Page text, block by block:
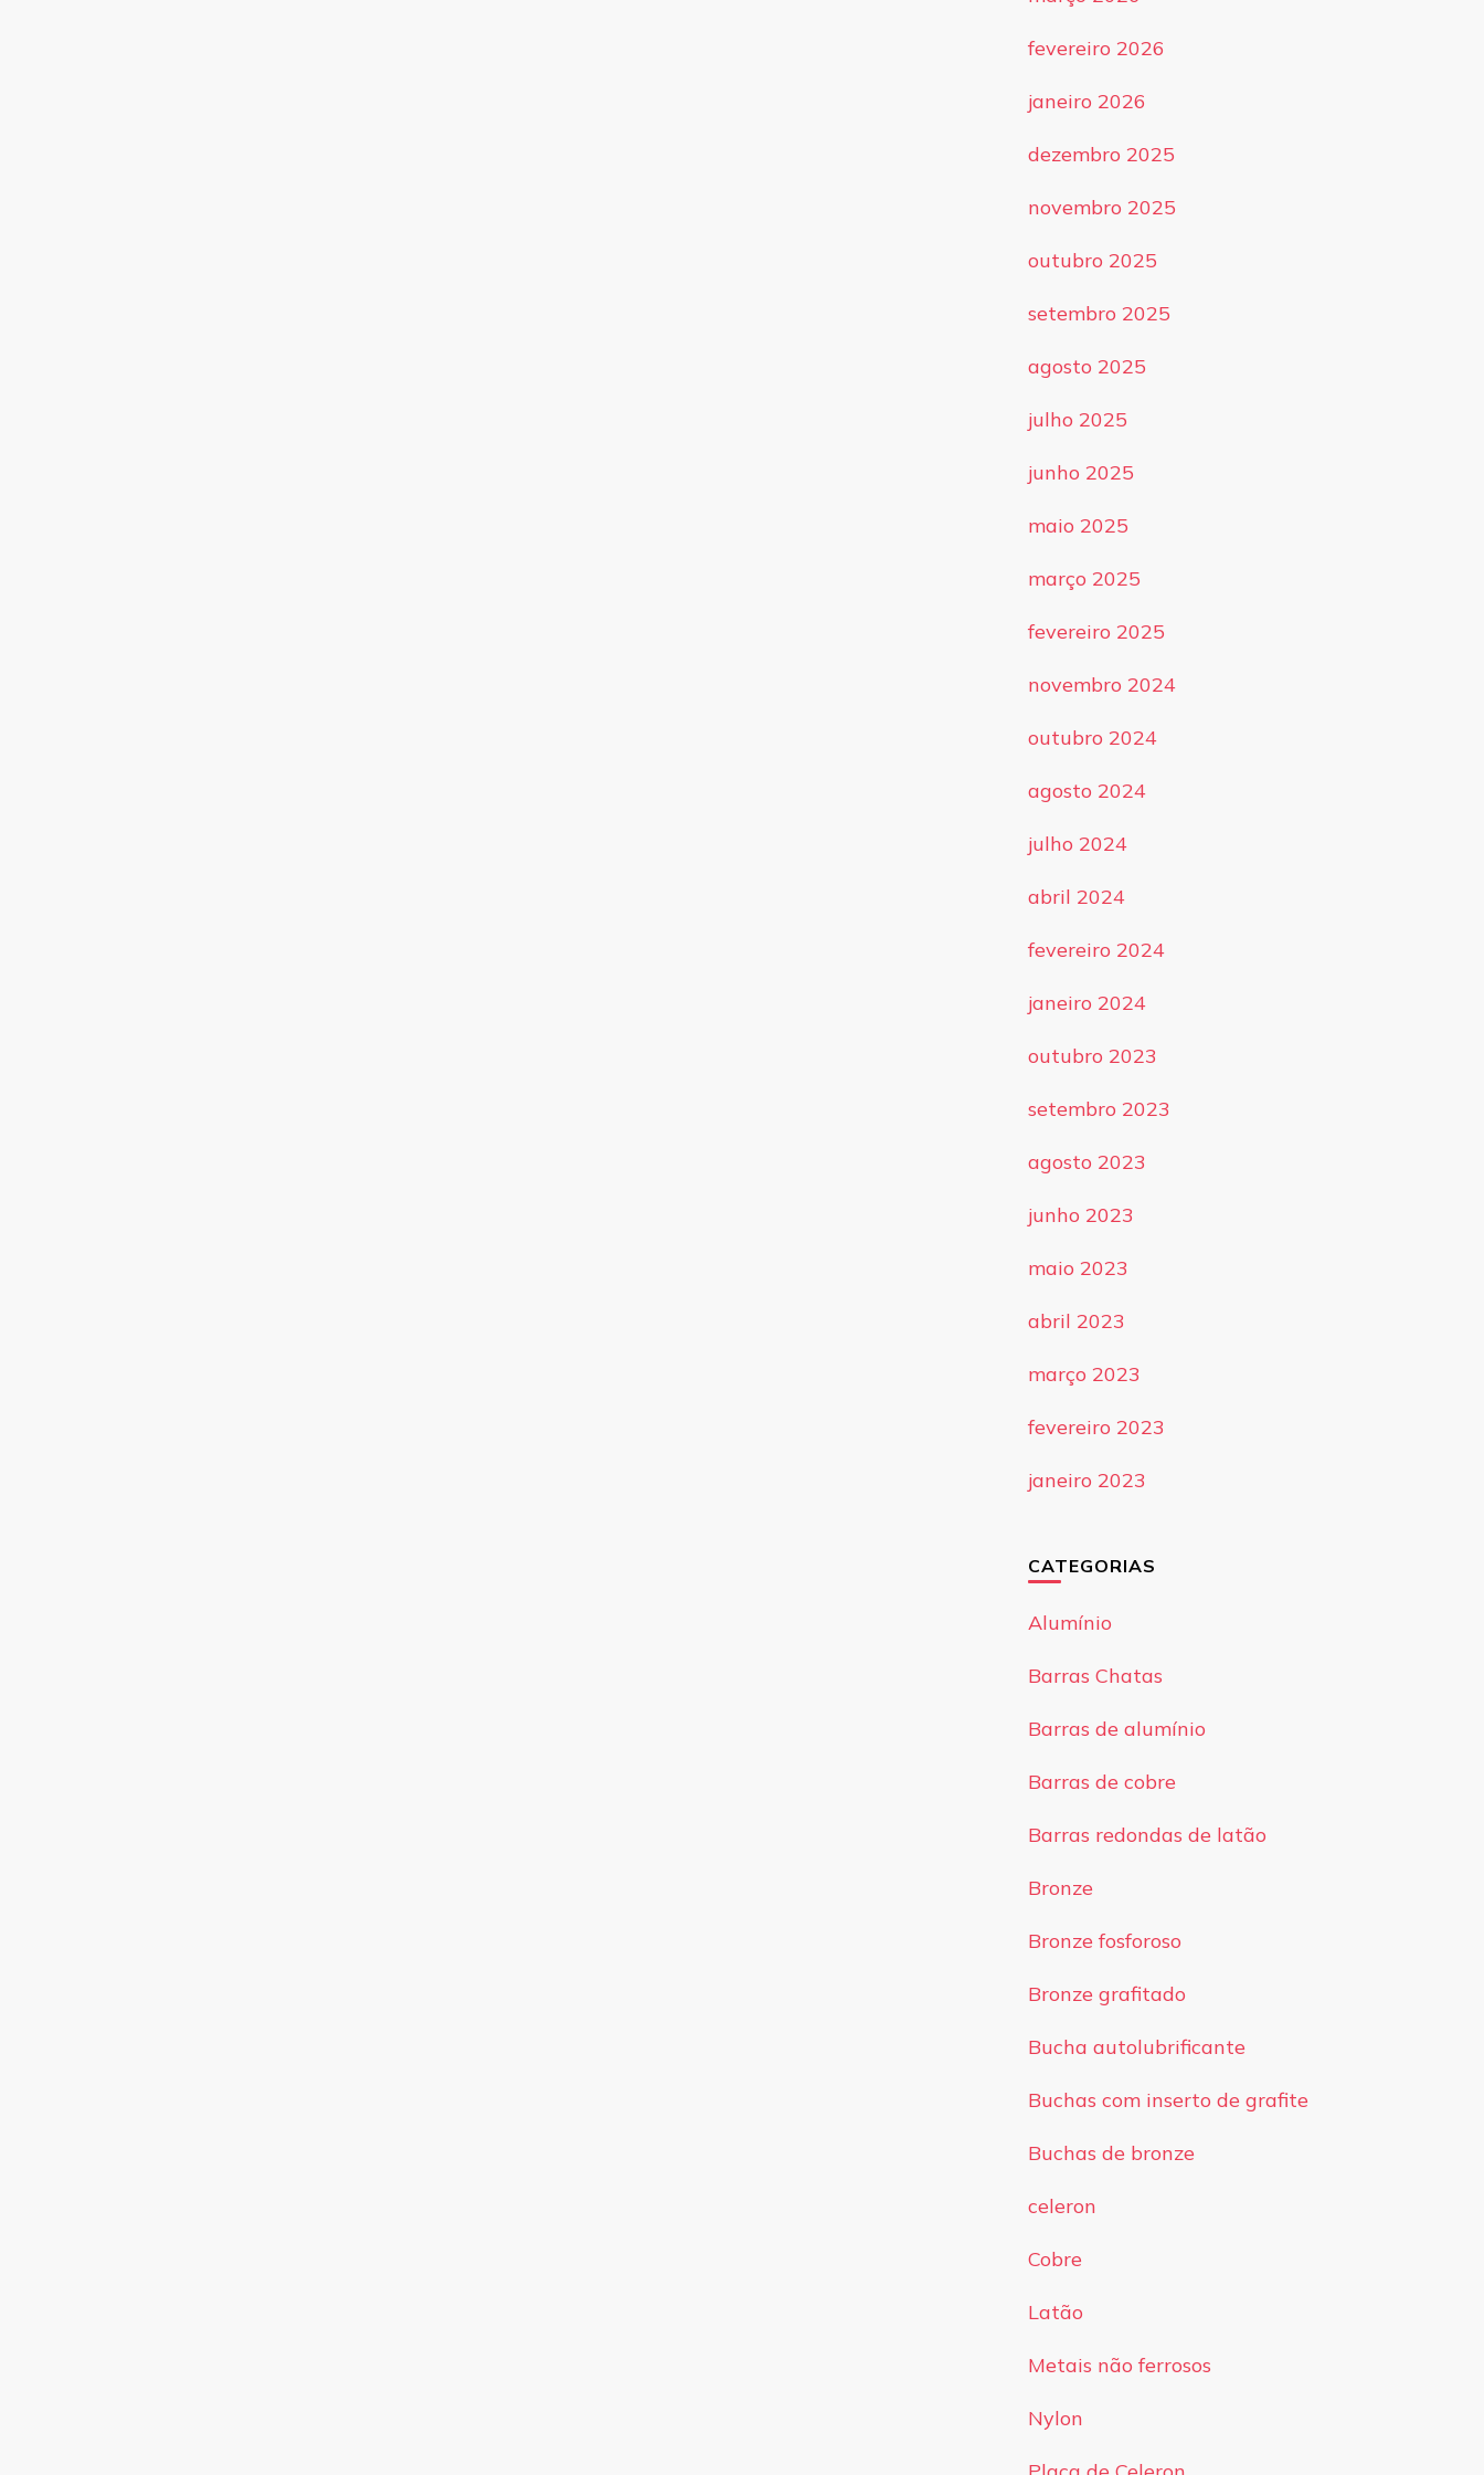
fevereiro 2026
janeiro 2026
dezembro 2025
novembro 2025
outubro 2025
setembro 2025
agosto 2025
julho 2025
junho 2025
maio 2025
março 2025
fevereiro 2025
novembro 2024
outubro 2024
agosto 2024
julho 2024
abril 2024
fevereiro 2024
janeiro 2024
outubro 2023
setembro 2023
agosto 2023
junho 2023
maio 2023
abril 2023
março 2023
fevereiro 2023
janeiro 2023
CATEGORIAS
Alumínio
Barras Chatas
Barras de alumínio
Barras de cobre
Barras redondas de latão
Bronze
Bronze fosforoso
Bronze grafitado
Bucha autolubrificante
Buchas com inserto de grafite
Buchas de bronze
celeron
Cobre
Latão
Metais não ferrosos
Nylon